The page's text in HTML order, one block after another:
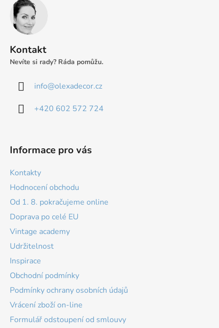
Kontakt
Nevíte si rady? Ráda pomůžu.
info@olexadecor.cz
+420 602 572 724
Informace pro vás
Kontakty
Hodnocení obchodu
Od 1. 8. pokračujeme online
Doprava po celé EU
Vintage academy
Udržitelnost
Inspirace
Obchodní podmínky
Podmínky ochrany osobních údajů
Vrácení zboží on-line
Formulář odstoupení od smlouvy